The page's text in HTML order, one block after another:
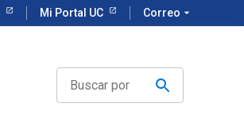
Mi Portal UC Correo arrow_drop_down